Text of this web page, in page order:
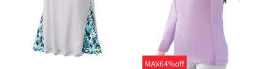
MAX64%off